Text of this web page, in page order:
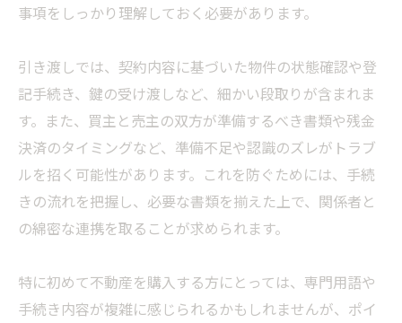
事項をしっかり理解しておく必要があります。
引き渡しでは、契約内容に基づいた物件の状態確認や登
記手続き、鍵の受け渡しなど、細かい段取りが含まれま
す。また、買主と売主の双方が準備するべき書類や残金
決済のタイミングなど、準備不足や認識のズレがトラブ
ルを招く可能性があります。これを防ぐためには、手続
きの流れを把握し、必要な書類を揃えた上で、関係者と
の綿密な連携を取ることが求められます。
特に初めて不動産を購入する方にとっては、専門用語や
手続き内容が複雑に感じられるかもしれませんが、ポイ